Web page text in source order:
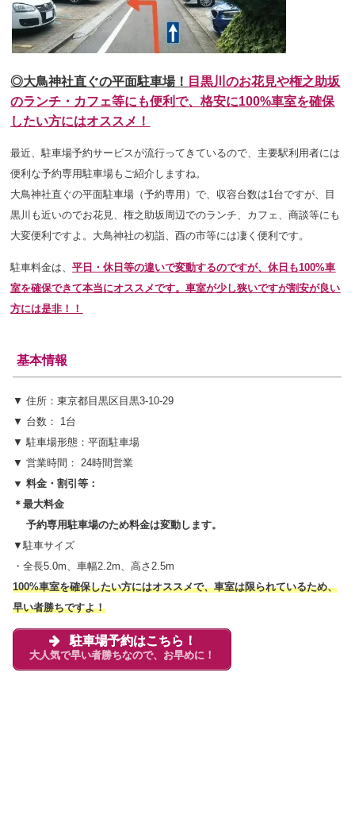
◎大鳥神社直ぐの平面駐車場！ 目黒川のお花見や権之助坂
のランチ・カフェ等にも便利で、格安に100%車室を確保
したい方にはオススメ！
最近、駐車場予約サービスが流行ってきているので、主要駅利用者には
便利な予約専用駐車場もご紹介しますね。
大鳥神社直ぐの平面駐車場（予約専用）で、収容台数は1台ですが、目
黒川も近いのでお花見、権之助坂周辺でのランチ、カフェ、商談等にも
大変便利ですよ。大鳥神社の初詣、酉の市等には凄く便利です。
駐車料金は、平日・休日等の違いで変動するのですが、休日も100%車
室を確保できて本当にオススメです。車室が少し狭いですが割安が良い
方には是非！！
基本情報
▼ 住所：東京都目黒区目黒3-10-29
▼ 台数： 1台
▼ 駐車場形態：平面駐車場
▼ 営業時間： 24時間営業
▼ 料金・割引等：
＊最大料金
予約専用駐車場のため料金は変動します。
▼駐車サイズ
・全長5.0m、車幅2.2m、高さ2.5m
100%車室を確保したい方にはオススメで、車室は限られているため、
早い者勝ちですよ！
駐車場予約はこちら！
大人気で早い者勝ちなので、お早めに！